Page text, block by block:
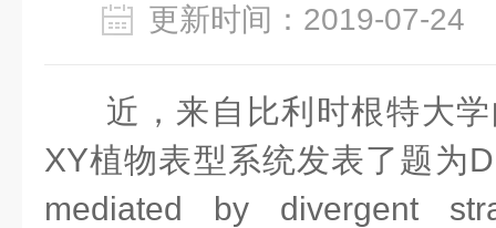
更新时间：2019-07-
近，来自比利时根特大
XY植物表型系统发表了题为
mediated by divergent